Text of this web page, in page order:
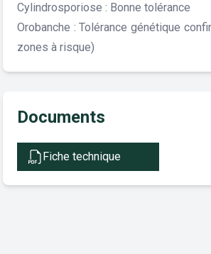
Cylindrosporiose : Bonne tolérance
Orobanche : Tolérance génétique
zones à risque)
Documents
Fiche technique